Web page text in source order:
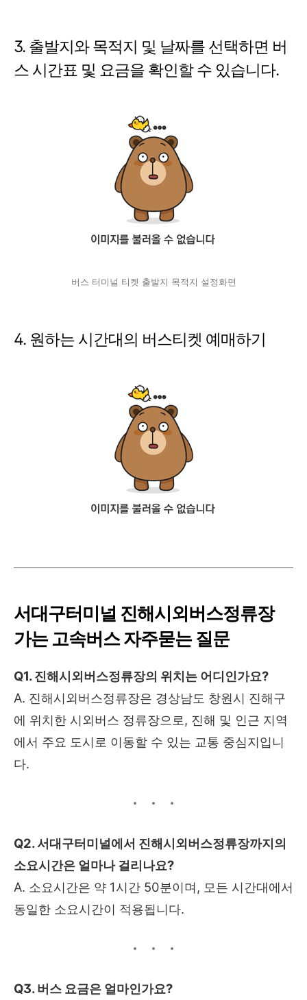
3. 출발지와 목적지 및 날짜를 선택하면 버
스 시간표 및 요금을 확인할 수 있습니다.
버스 터미널 티켓 출발지 목적지 설정화면
4. 원하는 시간대의 버스티켓 예매하기
서대구터미널 진해시외버스정류장
가는 고속버스 자주묻는 질문
Q1. 진해시외버스정류장의 위치는 어디인가요?
A. 진해시외버스정류장은 경상남도 창원시 진해구
에 위치한 시외버스 정류장으로, 진해 및 인근 지역
에서 주요 도시로 이동할 수 있는 교통 중심지입니
다.
Q2. 서대구터미널에서 진해시외버스정류장까지의
소요시간은 얼마나 걸리나요?
A. 소요시간은 약 1시간 50분이며, 모든 시간대에서
동일한 소요시간이 적용됩니다.
Q3. 버스 요금은 얼마인가요?